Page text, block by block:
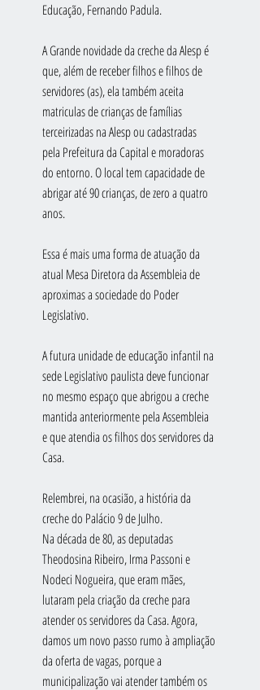
Educação, Fernando Padula.
A Grande novidade da creche da Alesp é
que, além de receber filhos e filhos de
servidores (as), ela também aceita
matriculas de crianças de famílias
terceirizadas na Alesp ou cadastradas
pela Prefeitura da Capital e moradoras
do entorno. O local tem capacidade de
abrigar até 90 crianças, de zero a quatro
anos.
Essa é mais uma forma de atuação da
atual Mesa Diretora da Assembleia de
aproximas a sociedade do Poder
Legislativo.
A futura unidade de educação infantil na
sede Legislativo paulista deve funcionar
no mesmo espaço que abrigou a creche
mantida anteriormente pela Assembleia
e que atendia os filhos dos servidores da
Casa.
Relembrei, na ocasião, a história da
creche do Palácio 9 de Julho.
Na década de 80, as deputadas
Theodosina Ribeiro, Irma Passoni e
Nodeci Nogueira, que eram mães,
lutaram pela criação da creche para
atender os servidores da Casa. Agora,
damos um novo passo rumo à ampliação
da oferta de vagas, porque a
municipalização vai atender também os